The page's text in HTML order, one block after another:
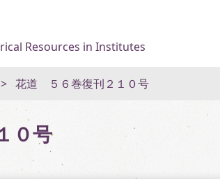
Resources in Institutes
花道 ５６巻復刊２１０号
０号